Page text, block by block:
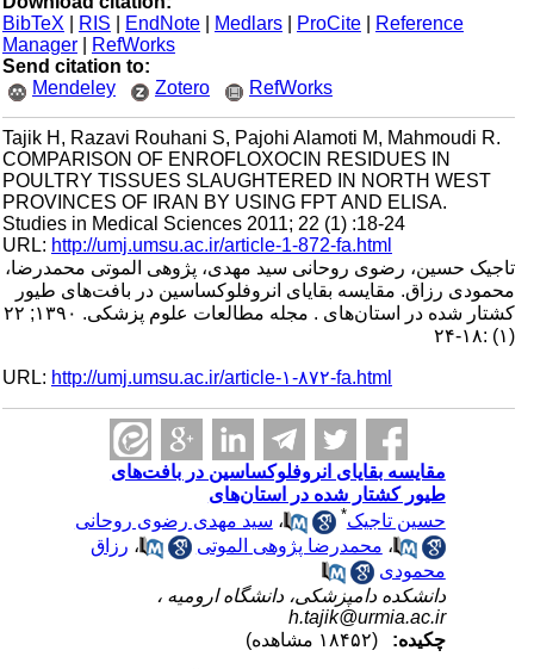
BibTeX
| RIS |EndNote |Medlars |ProCite |Reference
Manager
|RefWorks
Send citation to:
Mendeley
Zotero RefWorks
Tajik H, Razavi Rouhani S, Pajohi Alamoti M, Mahmoudi R.
COMPARISON OF ENROFLOXOCIN RESIDUES IN
POULTRY TISSUES SLAUGHTERED IN NORTH WEST
PROVINCES OF IRAN BY USING FPT AND ELISA.
Studies in Medical Sciences 2011; 22 (1) :18-24
URL:http://umj.umsu.ac.ir/article-1-872-fa.html
تاجیک حسین، رضوی روحانی سید مهدی، پژوهی الموتی محمدرضا،
محمودی رزاق. مقایسه بقایای انروفلوکساسین در بافت‌های طیور
کشتار شده در استان‌های . مجله مطالعات علوم پزشکی. ۱۳۹۰; ۲۲
URL:http://umj.umsu.ac.ir/article-۱-۸۷۲-fa.html
مقایسه بقایای انروفلوکساسین در بافت‌های
طیور کشتار شده در استان‌های
حسین تاجیک* ،سید مهدی رضوی روحانی
،محمدرضا پژوهی الموتی ،رزاق
محمودی
دانشکده دامپزشکی، دانشگاه ارومیه ،
h.tajik@urmia.ac.ir
چکیده: